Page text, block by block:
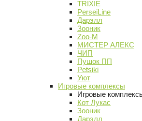
TRIXIE
PerseiLine
Дарэлл
Зооник
Zoo-M
МИСТЕР АЛЕКС
ЧИП
Пушок ПП
Petsiki
Уют
Игровые комплексы
Игровые
Кот Лукас
Зооник
Дарэлл